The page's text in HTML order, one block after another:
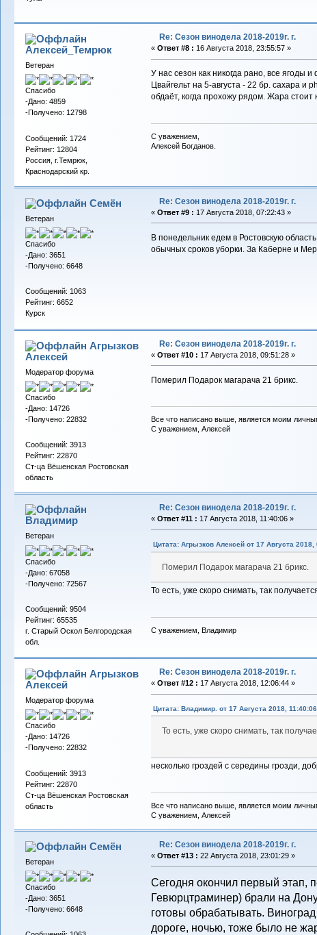
Алексей_Темрюк
Ветеран
Спасибо
-Дано: 4859
-Получено: 12798
Сообщений: 1724
Рейтинг: 12804
Россия, г.Темрюк,
Краснодарский кр.
Re: Сезон винодела 2018-2019г. г.
« Ответ #8 : 16 Августа 2018, 23:55:57 »
У нас сезон как никогда рано, все ягоды
Цвайгельт на 5-августа - 22 бр. сахара
обдаёт, когда прохожу рядом. Жара
С уважением,
Алексей Богданов.
Семён
Ветеран
Спасибо
-Дано: 3651
-Получено: 6648
Сообщений: 1063
Рейтинг: 6652
Курск
Re: Сезон винодела 2018-2019г. г.
« Ответ #9 : 17 Августа 2018, 07:22:43 »
В понедельник едем в Ростовскую
обычных сроков уборки. За Каберне и
Агрызков
Алексей
Модератор форума
Спасибо
-Дано: 14726
-Получено: 22832
Сообщений: 3913
Рейтинг: 22870
Ст-ца Вёшенская Ростовская
область
Re: Сезон винодела 2018-2019г. г.
« Ответ #10 : 17 Августа 2018, 09:51:28 »
Померил Подарок магарача 21 брикс.
Все что написано выше, является моим
С уважением, Алексей
Владимиp
Ветеран
Спасибо
-Дано: 67058
-Получено: 72567
Сообщений: 9504
Рейтинг: 65535
г. Старый Оскол Белгородская
обл.
Re: Сезон винодела 2018-2019г. г.
« Ответ #11 : 17 Августа 2018, 11:40:06 »
Цитата: Агрызков Алексей от 17 Августа 2018,
Померил Подарок магарача 21 брикс.
То есть, уже скоро снимать, так
С уважением, Владимир
Агрызков
Алексей
Модератор форума
Спасибо
-Дано: 14726
-Получено: 22832
Сообщений: 3913
Рейтинг: 22870
Ст-ца Вёшенская Ростовская
область
Re: Сезон винодела 2018-2019г. г.
« Ответ #12 : 17 Августа 2018, 12:06:44 »
Цитата: Владимир. от 17 Августа 2018, 11:40:06
То есть, уже скоро снимать, так
несколько гроздей с середины грозди,
Все что написано выше, является моим
С уважением, Алексей
Семён
Ветеран
Спасибо
-Дано: 3651
-Получено: 6648
Re: Сезон винодела 2018-2019г. г.
« Ответ #13 : 22 Августа 2018, 23:01:29 »
Сегодня окончил первый этап,
Гевюрцтраминер) брали на
готовы обрабатывать.
дороге, ночью, тоже было не